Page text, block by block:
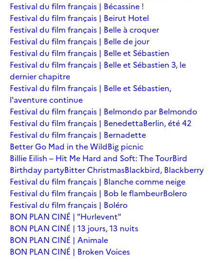
Festival du film français | Bécassine !
Festival du film français | Beirut Hotel
Festival du film français | Belle à croquer
Festival du film français | Belle de jour
Festival du film français | Belle et Sébastien
Festival du film français | Belle et Sébastien 3, le
dernier chapitre
Festival du film français | Belle et Sébastien,
l'aventure continue
Festival du film français | Belmondo par Belmondo
Festival du film français | BenedettaBerlin, été 42
Festival du film français | Bernadette
Better Go Mad in the WildBig picnic
Billie Eilish – Hit Me Hard and Soft: The TourBird
Birthday partyBitter ChristmasBlackbird, Blackberry
Festival du film français | Blanche comme neige
Festival du film français | Bob le flambeurBolero
Festival du film français | Boléro
BON PLAN CINÉ | "Hurlevent"
BON PLAN CINÉ | 13 jours, 13 nuits
BON PLAN CINÉ | Animale
BON PLAN CINÉ | Broken Voices